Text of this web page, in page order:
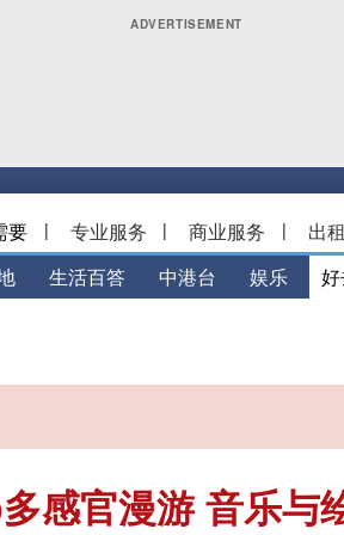
要 | 专业服务 | 商业服务 | 出
生活百答 中港台 娱乐
感官漫游 音乐与